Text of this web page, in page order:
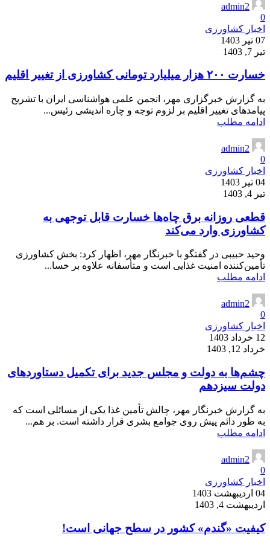
admin2
0
اخبار کشاورزی
07 تیر 1403
تیر 7, 1403
خسارت ۲۰۰ هزار میلیارد تومانی کشاورزی از تغییر اقلیم
به گزارش خبرگزاری مهر، انجمن علمی هواشناسی ایران با تشریح
پیامدهای تغییر اقلیم بر لزوم توجه و چاره اندیشی رئیس...
ادامه مطلب
admin2
0
اخبار کشاورزی
04 تیر 1403
تیر 4, 1403
قطعی روزانه برق چاه‌ها خسارت قابل توجهی به
کشاورزی وارد می‌کند
وحید حبیبی در گفتگو با خبرنگار مهر، اظهار کرد: بخش کشاورزی
تأمین‌کننده امنیت غذایی است و متأسفانه علاوه بر خسا...
ادامه مطلب
admin2
0
اخبار کشاورزی
12 خرداد 1403
خرداد 12, 1403
چشم‌ها به دولت و مجلس جدید برای تکمیل دستاوردهای
دولت سیزدهم
به گزارش خبرنگار مهر، چالش تأمین غذا یکی از مسائلی است که
به طور دائم پیش روی جوامع بشری قرار داشته است. بر هم...
ادامه مطلب
admin2
0
اخبار کشاورزی
04 اردیبهشت 1403
اردیبهشت 4, 1403
کیفیت «گندم» کشور در سطح جهانی است!